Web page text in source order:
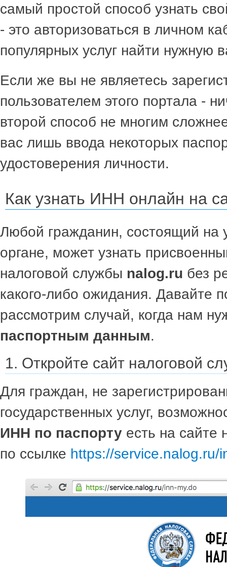
самый простой способ узнать
- это авторизоваться в личном
популярных услуг найти нужную
Если же вы не являетесь
пользователем этого портала -
второй способ не многим
вас лишь ввода некоторых
удостоверения личности.
Как узнать ИНН онлайн на
Любой гражданин, состоящий на
органе, может узнать
налоговой службы nalog.ru без
какого-либо ожидания. Давайте
рассмотрим случай, когда нам
паспортным данным.
1. Откройте сайт налоговой
Для граждан, не
государственных услуг,
ИНН по паспорту есть на сайте
по ссылке https://service.nalog.ru/